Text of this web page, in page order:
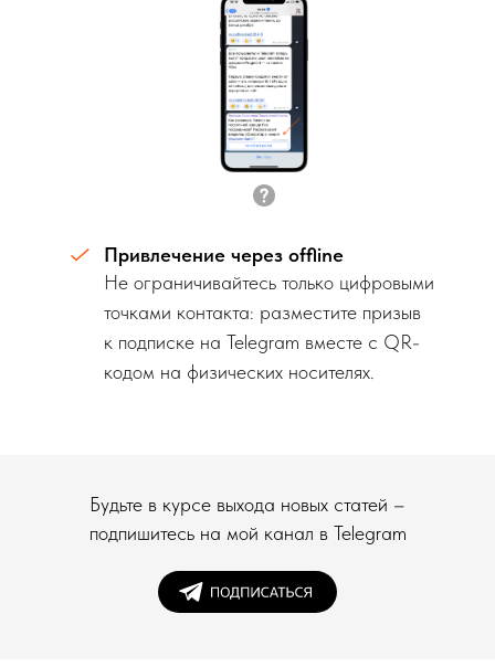
Привлечение через offline
Не ограничивайтесь только цифровыми
точками контакта: разместите призыв
к подписке на Telegram вместе с QR-
кодом на физических носителях.
Будьте в курсе выхода новых статей –
подпишитесь на мой канал в Telegram